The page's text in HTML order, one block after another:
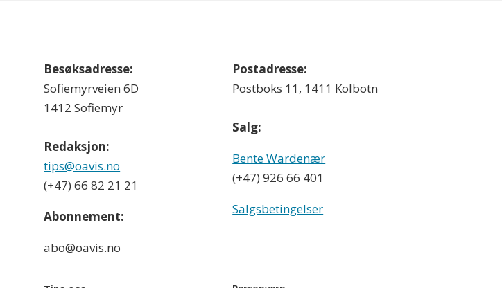
Besøksadresse:
Sofiemyrveien 6D
1412 Sofiemyr
Redaksjon:
tips@oavis.no
(+47) 66 82 21 21
Abonnement:
abo@oavis.no
Postadresse:
Postboks 11, 1411 Kolbotn
Salg:
Bente Wardenær
(+47) 926 66 401
Salgsbetingelser